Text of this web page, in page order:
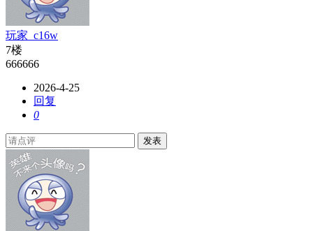
玩家_c16w
7楼
666666
2026-4-25
回复
0
发表